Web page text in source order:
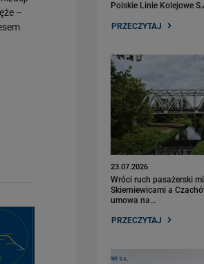
–
Polskie Linie Kolejowe
PRZECZYTAJ
23.07.2026
Wróci ruch pasażerski
Skierniewicami a
umowa na…
PRZECZYTAJ